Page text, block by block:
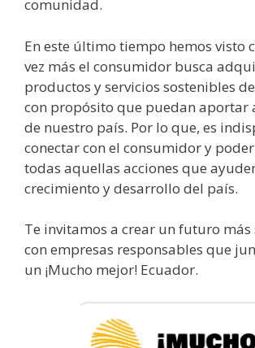
comunidad.
En este último tiempo hemos visto
vez más el consumidor busca
productos y servicios sostenibles
con propósito que puedan aportar
de nuestro país. Por lo que, es
conectar con el consumidor y
todas aquellas acciones que
crecimiento y desarrollo del país.
Te invitamos a crear un futuro más
con empresas responsables que
un ¡Mucho mejor! Ecuador.